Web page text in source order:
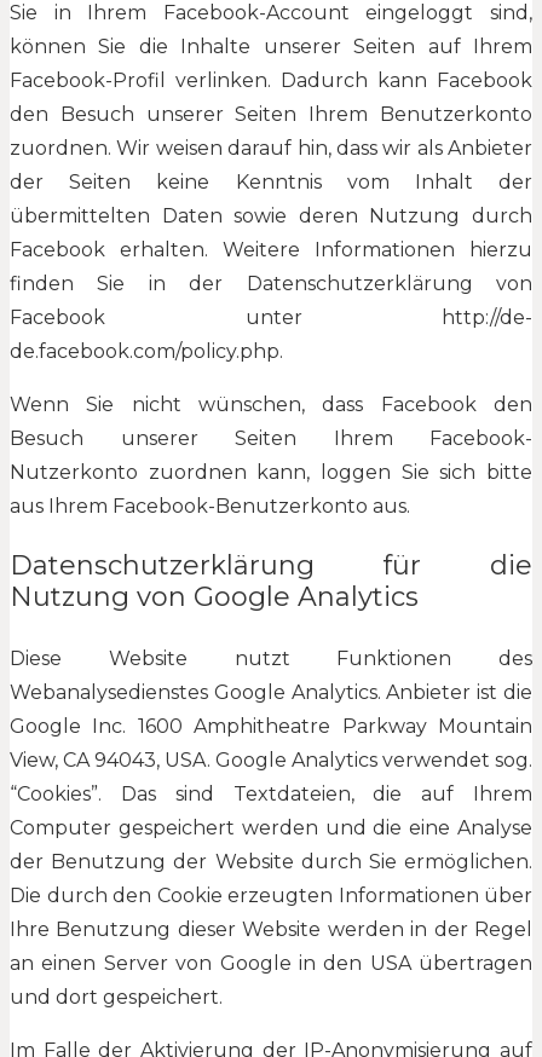
Sie in Ihrem Facebook-Account eingeloggt sind,
können Sie die Inhalte unserer Seiten auf Ihrem
Facebook-Profil verlinken. Dadurch kann Facebook
den Besuch unserer Seiten Ihrem Benutzerkonto
zuordnen. Wir weisen darauf hin, dass wir als Anbieter
der Seiten keine Kenntnis vom Inhalt der
übermittelten Daten sowie deren Nutzung durch
Facebook erhalten. Weitere Informationen hierzu
finden Sie in der Datenschutzerklärung von
Facebook unter http://de-
de.facebook.com/policy.php.
Wenn Sie nicht wünschen, dass Facebook den
Besuch unserer Seiten Ihrem Facebook-
Nutzerkonto zuordnen kann, loggen Sie sich bitte
aus Ihrem Facebook-Benutzerkonto aus.
Datenschutzerklärung für die
Nutzung von Google Analytics
Diese Website nutzt Funktionen des
Webanalysedienstes Google Analytics. Anbieter ist die
Google Inc. 1600 Amphitheatre Parkway Mountain
View, CA 94043, USA. Google Analytics verwendet sog.
“Cookies”. Das sind Textdateien, die auf Ihrem
Computer gespeichert werden und die eine Analyse
der Benutzung der Website durch Sie ermöglichen.
Die durch den Cookie erzeugten Informationen über
Ihre Benutzung dieser Website werden in der Regel
an einen Server von Google in den USA übertragen
und dort gespeichert.
Im Falle der Aktivierung der IP-Anonymisierung auf